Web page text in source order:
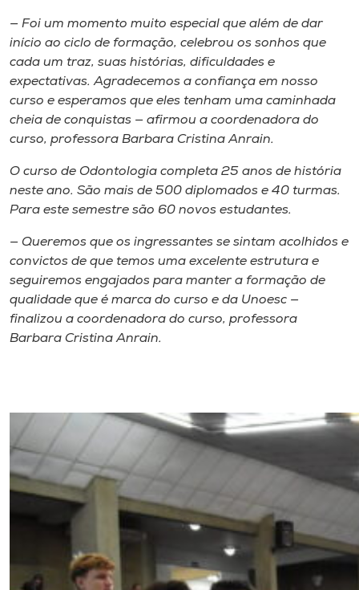
Unoesc
Store
Selecione
o idioma
A+
A-
— Foi um momento muito especial que além de dar
início ao ciclo de formação, celebrou os sonhos que
cada um traz, suas histórias, dificuldades e
expectativas. Agradecemos a confiança em nosso
curso e esperamos que eles tenham uma caminhada
cheia de conquistas — afirmou a coordenadora do
curso, professora Barbara Cristina Anrain.
O curso de Odontologia completa 25 anos de história
neste ano. São mais de 500 diplomados e 40 turmas.
Para este semestre são 60 novos estudantes.
— Queremos que os ingressantes se sintam acolhidos e
convictos de que temos uma excelente estrutura e
seguiremos engajados para manter a formação de
qualidade que é marca do curso e da Unoesc —
finalizou a coordenadora do curso, professora
Barbara Cristina Anrain.